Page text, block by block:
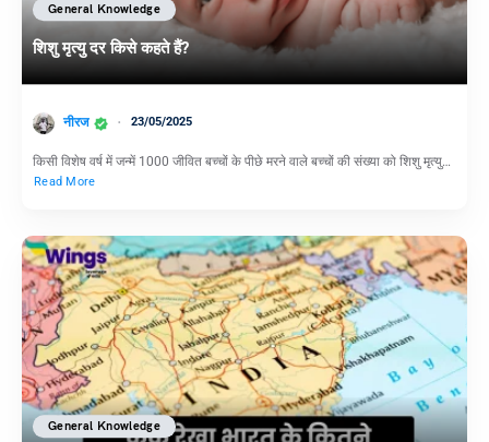
General Knowledge
शिशु मृत्यु दर किसे कहते हैं?
नीरज 23/05/2025
किसी विशेष वर्ष में जन्में 1000 जीवित बच्चों के पीछे मरने वाले बच्चों की संख्या को शिशु मृत्यु…
Read More
General Knowledge